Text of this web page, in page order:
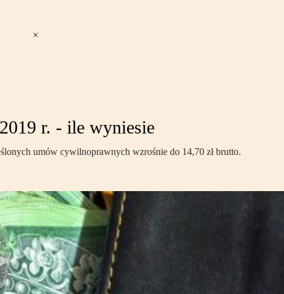
r. - ile wyniesie
umów cywilnoprawnych wzrośnie do 14,70 zł brutto.